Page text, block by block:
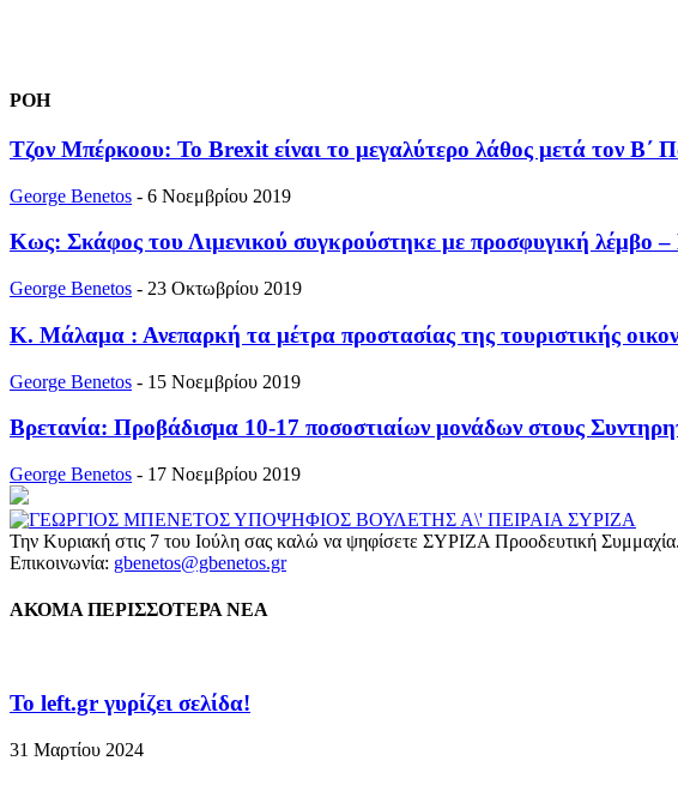
ΡΟΗ
Τζον Μπέρκοου: Το Brexit είναι το μεγαλύτερο λάθος μετά τον Β΄
George Benetos - 6 Νοεμβρίου 2019
Κως: Σκάφος του Λιμενικού συγκρούστηκε με προσφυγική λέμβο –
George Benetos - 23 Οκτωβρίου 2019
Κ. Μάλαμα : Ανεπαρκή τα μέτρα προστασίας της τουριστικής
George Benetos - 15 Νοεμβρίου 2019
Βρετανία: Προβάδισμα 10-17 ποσοστιαίων μονάδων στους
George Benetos - 17 Νοεμβρίου 2019
Την Κυριακή στις 7 του Ιούλη σας καλώ να ψηφίσετε ΣΥΡΙΖΑ Προοδευτική
Επικοινωνία: gbenetos@gbenetos.gr
ΑΚΟΜΑ ΠΕΡΙΣΣΟΤΕΡΑ ΝΕΑ
To left.gr γυρίζει σελίδα!
31 Μαρτίου 2024